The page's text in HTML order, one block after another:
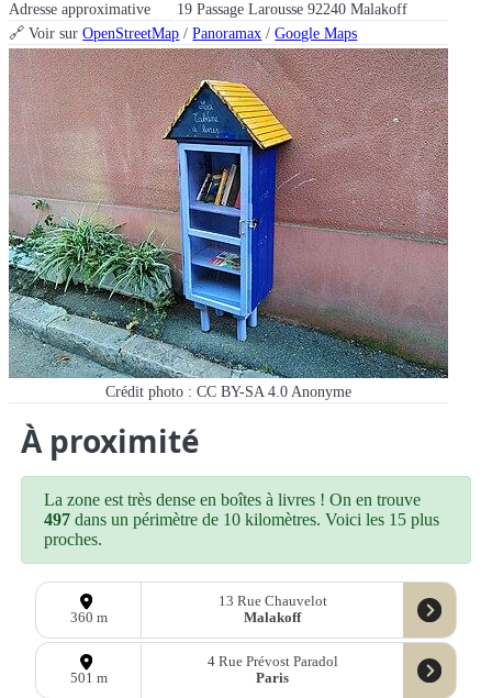
Adresse approximative
19 Passage Larousse 92240 Malakoff
🔗 Voir surOpenStreetMap /Panoramax /Google Maps
Crédit photo : CC BY-SA 4.0Anonyme
À proximité
La zone est très dense en boîtes à livres ! On en trouve
497 dans un périmètre de 10 kilomètres. Voici les 15 plus
proches.
360 m
13 Rue Chauvelot
Malakoff
501 m
4 Rue Prévost Paradol
Paris